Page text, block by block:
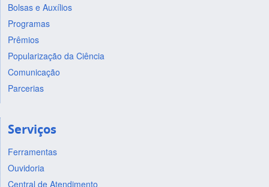
Bolsas e Auxílios
Programas
Prêmios
Popularização da Ciência
Comunicação
Parcerias
Serviços
Ferramentas
Ouvidoria
Central de Atendimento